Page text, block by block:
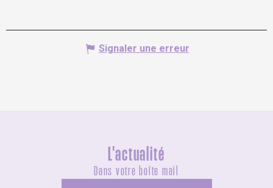
Signaler une erreur
L'actualité
Dans votre boîte mail